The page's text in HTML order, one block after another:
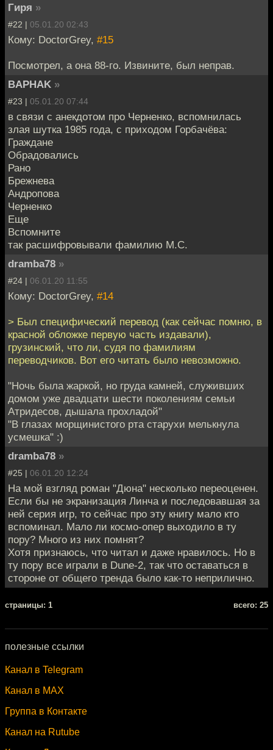
Гиря »
#22 | 05.01.20 02:43
Кому: DoctorGrey, #15
Посмотрел, а она 88-го. Извините, был неправ.
BAPHAK »
#23 | 05.01.20 07:44
в связи с анекдотом про Черненко, вспомнилась
злая шутка 1985 года, с приходом Горбачёва:
Граждане
Обрадовались
Рано
Брежнева
Андропова
Черненко
Еще
Вспомните
так расшифровывали фамилию М.С.
dramba78 »
#24 | 06.01.20 11:55
Кому: DoctorGrey, #14
> Был специфический перевод (как сейчас помню, в
красной обложке первую часть издавали),
грузинский, что ли, судя по фамилиям
переводчиков. Вот его читать было невозможно.
"Hочь была жаркой, но груда камней, служивших
домом уже двадцати шести поколениям семьи
Атридесов, дышала прохладой"
"В глазах морщинистого рта старухи мелькнула
усмешка" :)
dramba78 »
#25 | 06.01.20 12:24
На мой взгляд роман "Дюна" несколько переоценен.
Если бы не экранизация Линча и последовавшая за
ней серия игр, то сейчас про эту книгу мало кто
вспоминал. Мало ли космо-опер выходило в ту
пору? Много из них помнят?
Хотя признаюсь, что читал и даже нравилось. Но в
ту пору все играли в Dune-2, так что оставаться в
стороне от общего тренда было как-то неприлично.
cтраницы: 1 всего: 25
полезные ссылки
Канал в Telegram
Канал в MAX
Группа в Контакте
Канал на Rutube